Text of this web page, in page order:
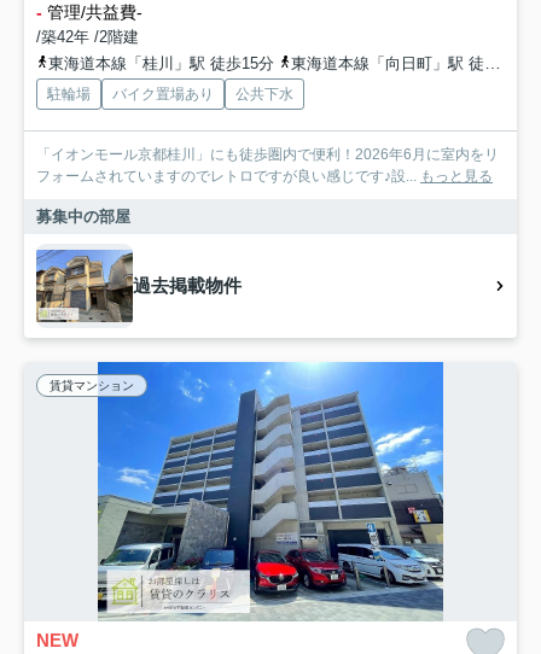
- 管理/共益費-
/築42年 /2階建
東海道本線「桂川」駅 徒歩15分
東海道本線「向日町」駅 徒歩25分
駐輪場 バイク置場あり 公共下水
「イオンモール京都桂川」にも徒歩圏内で便利！2026年6月に室内をリ
フォームされていますのでレトロですが良い感じです♪設...
もっと見る
募集中の部屋
過去掲載物件
賃貸マンション
NEW